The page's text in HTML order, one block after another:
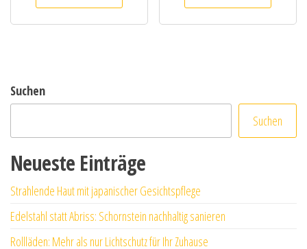
Suchen
Suchen
Neueste Einträge
Strahlende Haut mit japanischer Gesichtspflege
Edelstahl statt Abriss: Schornstein nachhaltig sanieren
Rollläden: Mehr als nur Lichtschutz für Ihr Zuhause